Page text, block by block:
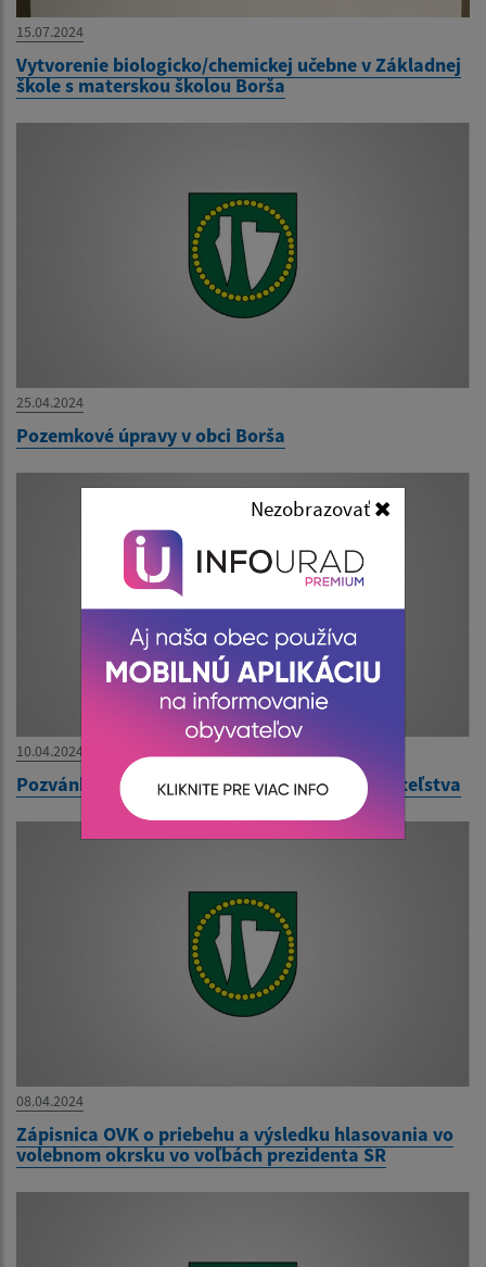
15.07.2024
Vytvorenie biologicko/chemickej učebne v Základnej
škole s materskou školou Borša
25.04.2024
Pozemkové úpravy v obci Borša
10.04.2024
Pozvánka na II. zasadnutie obecného zastupiteľstva
08.04.2024
Zápisnica OVK o priebehu a výsledku hlasovania vo
volebnom okrsku vo voľbách prezidenta SR
Nezobrazovať